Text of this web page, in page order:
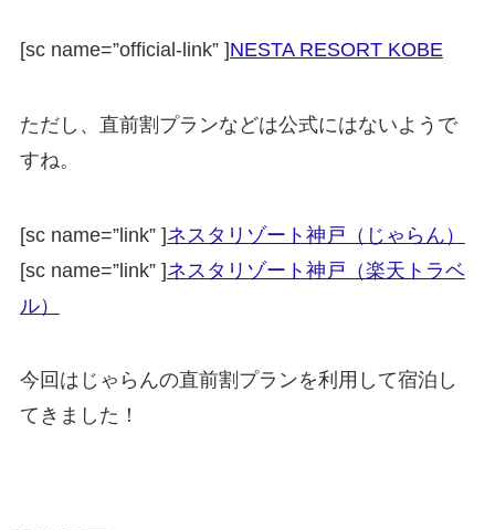
[sc name=”official-link” ]NESTA RESORT KOBE
ただし、直前割プランなどは公式にはないようで
すね。
[sc name=”link” ]ネスタリゾート神戸（じゃらん）
[sc name=”link” ]ネスタリゾート神戸（楽天トラベ
ル）
今回はじゃらんの直前割プランを利用して宿泊し
てきました！